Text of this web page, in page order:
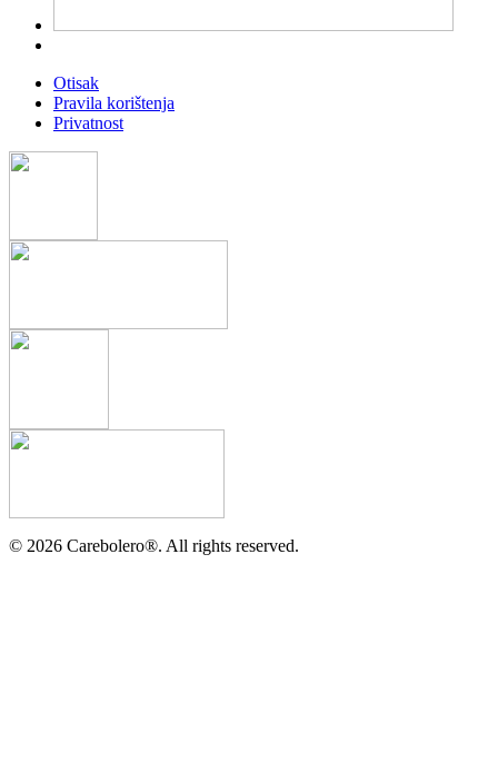
Otisak
Pravila korištenja
Privatnost
© 2026 Carebolero®. All rights reserved.